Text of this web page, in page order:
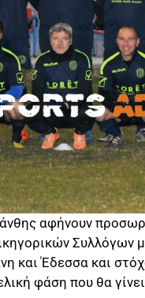
αφήνουν
Συλλόγων
και Έδεσσα και
φάση που θα γίνει